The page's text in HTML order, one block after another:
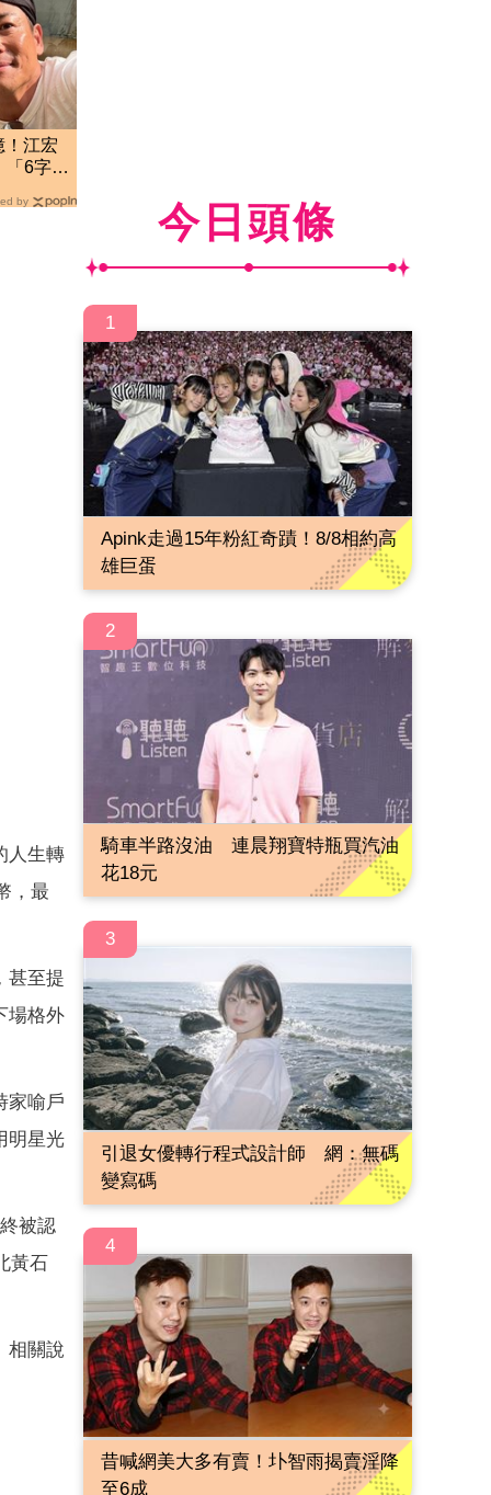
！江宏
6字酸
by
人生轉
，最
甚至提
場格外
家喻戶
明星光
被認
黃石
相關說
今日頭條
1
Apink走過15年粉紅奇蹟！8/8相約高
雄巨蛋
2
騎車半路沒油 連晨翔寶特瓶買汽油
花18元
3
引退女優轉行程式設計師 網：無碼
變寫碼
4
昔喊網美大多有賣！圤智雨揭賣淫降
至6成